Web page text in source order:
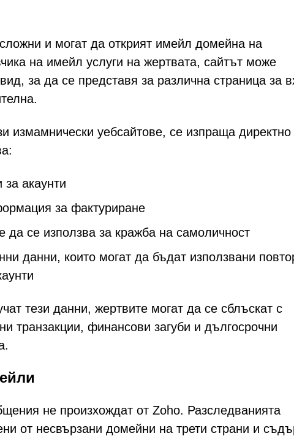
и могат да открият имейл домейна на
на имейл услуги на жертвата, сайтът може
за да се представя за различна страница за
измамнически уебсайтове, се изпраща директно
акаунти
за фактуриране
се използва за кражба на самоличност
данни, които могат да бъдат използвани
тези данни, жертвите могат да се сблъскат с
транзакции, финансови загуби и дългосрочни
не произхождат от Zoho. Разследванията
от несвързани домейни на трети страни и